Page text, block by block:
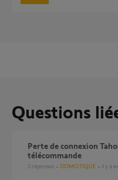
Questions
perte de connexion Tahoma + perte de portée
télécommande
2 réponses DOMOTIQUE il y a